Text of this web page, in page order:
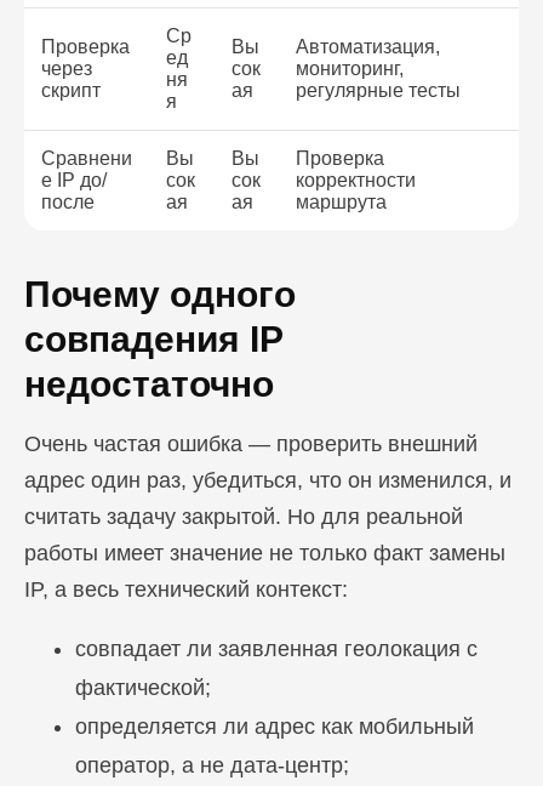
Проверка
через
скрипт
Ср
ед
ня
я
Вы
сок
ая
Автоматизация,
мониторинг,
регулярные тесты
Сравнени
е IP до/
после
Вы
сок
ая
Вы
сок
ая
Проверка
корректности
маршрута
Почему одного
совпадения IP
недостаточно
Очень частая ошибка — проверить внешний
адрес один раз, убедиться, что он изменился, и
считать задачу закрытой. Но для реальной
работы имеет значение не только факт замены
IP, а весь технический контекст:
совпадает ли заявленная геолокация с
фактической;
определяется ли адрес как мобильный
оператор, а не дата-центр;